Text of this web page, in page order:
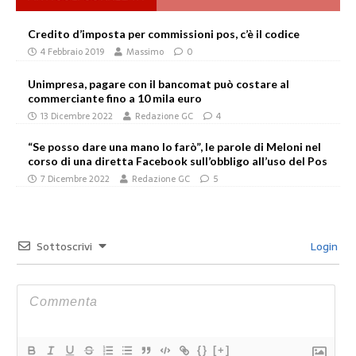
Credito d’imposta per commissioni pos, c’è il codice
4 Febbraio 2019 Massimo 0
Unimpresa, pagare con il bancomat può costare al
commerciante fino a 10 mila euro
13 Dicembre 2022 Redazione GC 4
“Se posso dare una mano lo farò”, le parole di Meloni nel
corso di una diretta Facebook sull’obbligo all’uso del Pos
7 Dicembre 2022 Redazione GC 5
Sottoscrivi Login
{} [+]